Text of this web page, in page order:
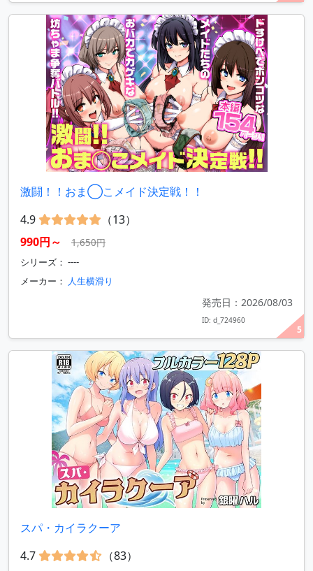
5
激闘！！おま◯こメイド決定戦！！
4.9
（13）
990円～
1,650円
シリーズ： ----
メーカー： 人生横滑り
発売日：2026/08/03
ID: d_724960
スパ・カイラクーア
4.7
（83）